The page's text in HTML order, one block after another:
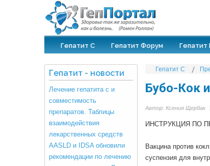
Гепатит С Гепатит Форум Гепатит
Гепатит С
Бубо-Кок
Автор: Ксения Щербак
ИНСТРУКЦИЯ ПО
Вакцина против
суспензия для
Гепатит - новости
Лечение гепатита с и
совместимость
препаратов. Таблицы
взаимодействия
лекарственных средств
AASLD и IDSA обновили
рекомендации по лечению